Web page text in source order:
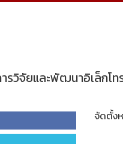
รวิจัยและพัฒนาอิเล็กโ
จัดตั้ง